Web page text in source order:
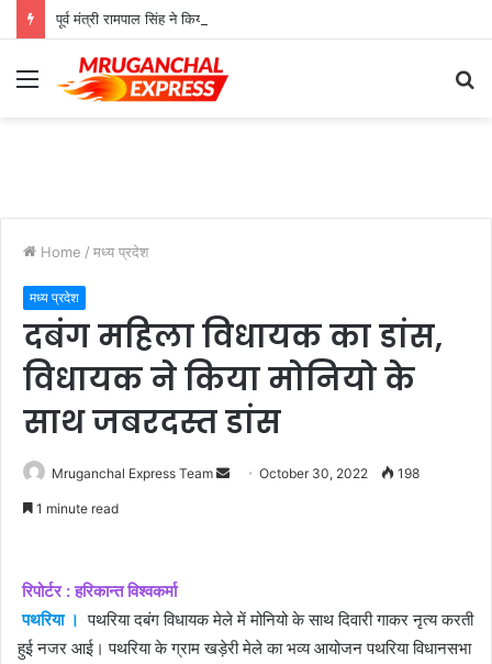
पूर्व मंत्री रामपाल सिंह ने किया मूंग उपार्जन केंद्र का औचक निरीक्षण
Menu
Home / मध्य प्रदेश
मध्य प्रदेश
दबंग महिला विधायक का डांस,
विधायक ने किया मोनियो के
साथ जबरदस्त डांस
Mruganchal Express Team
SendOctober 30, 2022 198
1 minute read
रिपोर्टर : हरिकान्त विश्वकर्मा
पथरिया । पथरिया दबंग विधायक मेले में मोनियो के साथ दिवारी गाकर नृत्य करती
हुई नजर आई। पथरिया के ग्राम खड़ेरी मेले का भव्य आयोजन पथरिया विधानसभा